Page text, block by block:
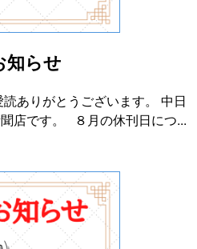
知らせ
ありがとうございます。 中日
店です。 ８月の休刊日につ...